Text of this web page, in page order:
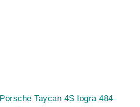
Taycan 4S logra 484